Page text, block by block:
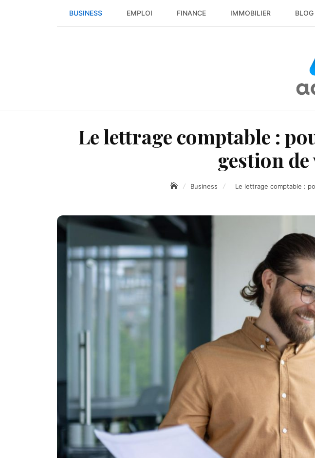
BUSINESS EMPLOI FINANCE IMMOBILIER BLOG
Le lettrage comptable :
gestion de
Business Le lettrage comptable :